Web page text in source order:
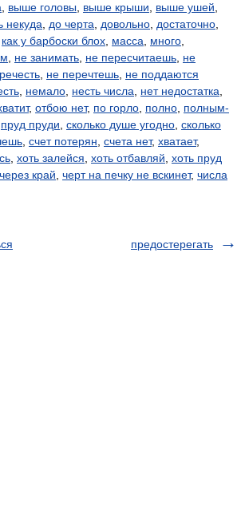
выше головы выше крыши выше ушей
некуда до черта довольно достаточно
как у барбоски блох масса много
не занимать не пересчитаешь не
не перечтешь не поддаются
немало несть числа нет недостатка
, отбою нет, по горло полно полным-
пруд пруди сколько душе угодно сколько
счет потерян счета нет, хватает,
хоть залейся хоть отбавляй хоть пруд
через край черт на печку не вскинет, числа
предостерегать